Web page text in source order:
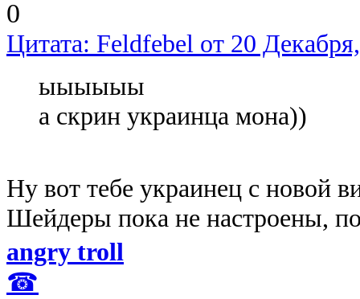
0
Цитата: Feldfebel от 20
ыыыыыы
а скрин украинца мона))
Ну вот тебе украинец с новой
Шейдеры пока не настроены,
angry troll
☎